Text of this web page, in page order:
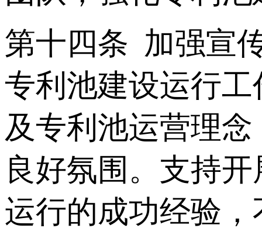
第十四条 加强宣
专利池建设运行
及专利池运营理
良好氛围。支持
运行的成功经验